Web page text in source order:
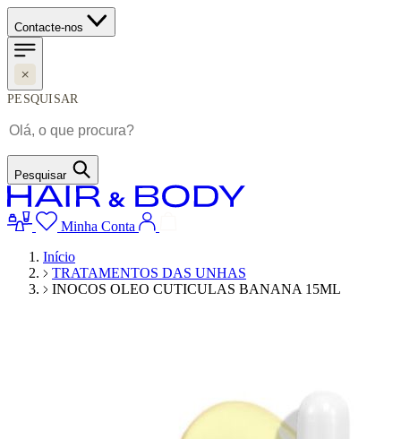
Contacte-nos
PESQUISAR
Pesquisar
Minha Conta
Início
TRATAMENTOS DAS UNHAS
INOCOS OLEO CUTICULAS BANANA 15ML